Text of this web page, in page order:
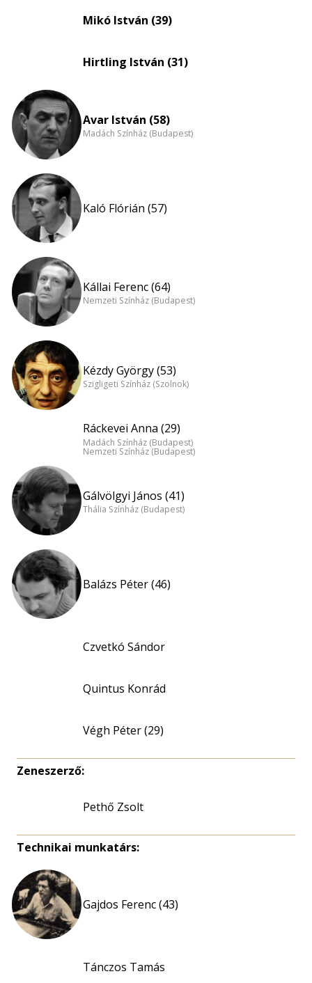
Mikó István (39)
Hirtling István (31)
Avar István (58)
Madách Színház (Budapest)
Kaló Flórián (57)
Kállai Ferenc (64)
Nemzeti Színház (Budapest)
Kézdy György (53)
Szigligeti Színház (Szolnok)
Ráckevei Anna (29)
Madách Színház (Budapest)
Nemzeti Színház (Budapest)
Gálvölgyi János (41)
Thália Színház (Budapest)
Balázs Péter (46)
Czvetkó Sándor
Quintus Konrád
Végh Péter (29)
Zeneszerző:
Pethő Zsolt
Technikai munkatárs:
Gajdos Ferenc (43)
Tánczos Tamás